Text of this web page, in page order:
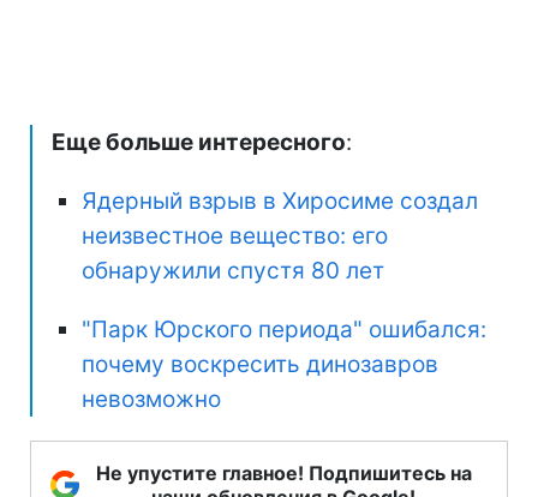
Еще больше интересного:
Ядерный взрыв в Хиросиме создал
неизвестное вещество: его
обнаружили спустя 80 лет
"Парк Юрского периода" ошибался:
почему воскресить динозавров
невозможно
Не упустите главное! Подпишитесь на